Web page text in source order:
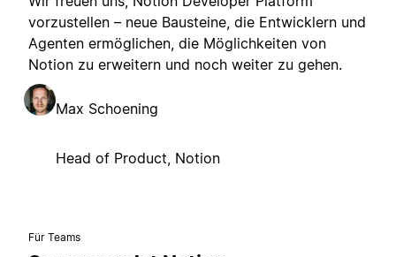
vorzustellen – neue Bausteine, die Entwicklern und
Agenten ermöglichen, die Möglichkeiten von
Notion zu erweitern und noch weiter zu gehen.
Max Schoening
Head of Product, Notion
Für Teams